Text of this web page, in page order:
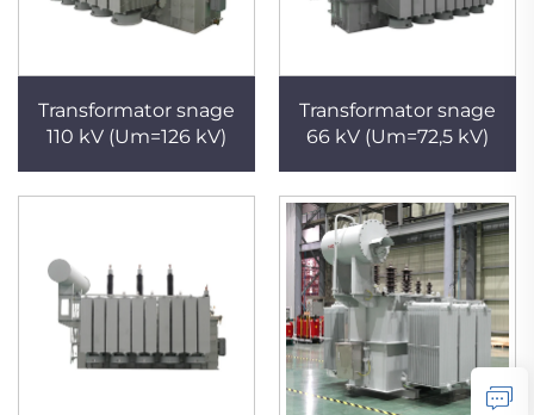
Transformator snage
110 kV (Um=126 kV)
Transformator snage
66 kV (Um=72,5 kV)